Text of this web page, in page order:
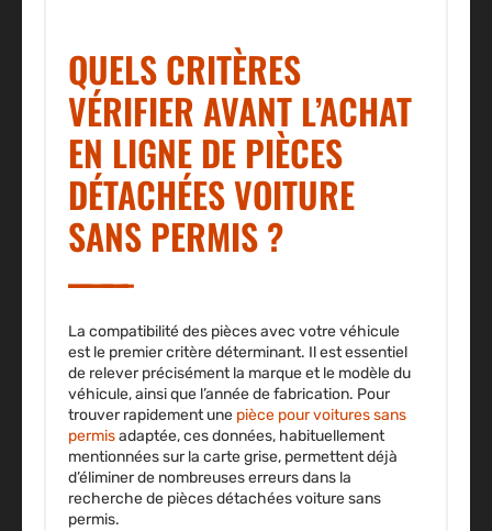
QUELS CRITÈRES
VÉRIFIER AVANT L’ACHAT
EN LIGNE DE PIÈCES
DÉTACHÉES VOITURE
SANS PERMIS ?
La compatibilité des piècesavec votre véhicule
est le premier critère déterminant. Il est essentiel
de relever précisément la marque et le modèle du
véhicule, ainsi que l’année de fabrication. Pour
trouver rapidement une pièce pour voitures sans
permisadaptée, ces données, habituellement
mentionnées sur la carte grise, permettent déjà
d’éliminer de nombreuses erreurs dans la
recherche de pièces détachées voiture sans
permis.